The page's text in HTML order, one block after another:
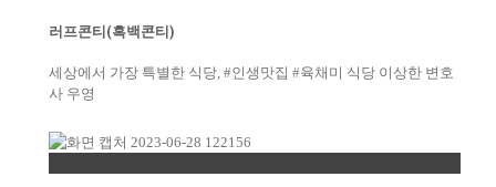
러프콘티(흑백콘티)
세상에서 가장 특별한 식당, #인생맛집 #육채미 식당 이상한 변호
사 우영